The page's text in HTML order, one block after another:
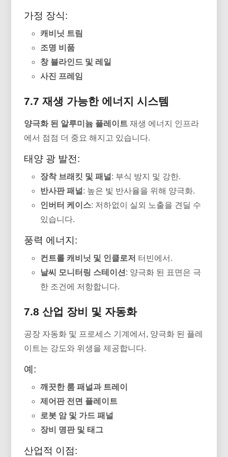
가정 장식:
캐비닛 트림
조명 비품
창 블라인드 및 레일
사진 프레임
7.7 재생 가능한 에너지 시스템
양극화 된 알루미늄 플레이트 재생 에너지 인프라
에서 점점 더 중요 해지고 있습니다.
태양 광 발전:
장착 브래킷 및 패널: 부식 방지 및 강한.
반사판 패널: 높은 빛 반사율을 위해 양극화.
인버터 케이스: 저하없이 실외 노출을 견딜 수
있습니다.
풍력 에너지:
컨트롤 캐비닛 및 인클로저 터빈에서.
날씨 모니터링 스테이션: 양극화 된 표면은 극
한 조건에 저항합니다.
7.8 산업 장비 및 자동화
공장 자동화 및 프로세스 기계에서, 양극화 된 플레
이트는 강도와 위생을 제공합니다.
예:
깨끗한 룸 패널과 트레이
제어판 전면 플레이트
로봇 암 및 가드 패널
장비 명판 및 태그
산업적 이점: